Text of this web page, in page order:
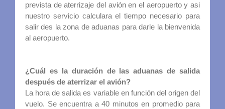
prevista de aterrizaje del avión en el aeropuerto y asi
nuestro servicio calculara el tiempo necesario para
salir des la zona de aduanas para darle la bienvenida
al aeropuerto.
¿Cuál es la duración de las aduanas de salida
después de aterrizar el avión?
La hora de salida es variable en función del origen del
vuelo. Se encuentra a 40 minutos en promedio para